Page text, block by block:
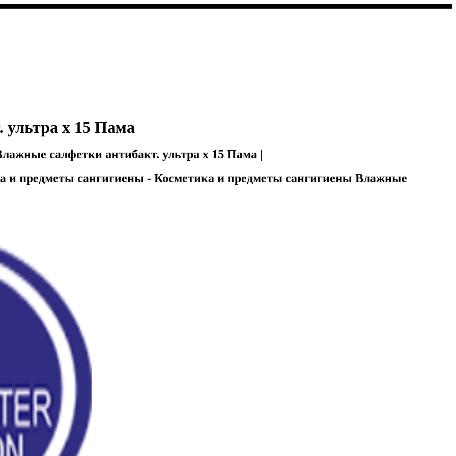
ультра x 15 Пама
салфетки антибакт. ультра x 15 Пама |
и предметы сангигиены - Косметика и предметы сангигиены Влажные